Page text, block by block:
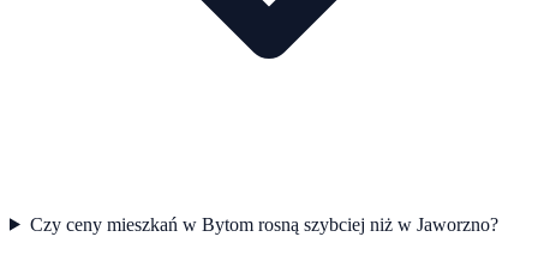
Czy ceny mieszkań w Bytom rosną szybciej niż w Jaworzno?